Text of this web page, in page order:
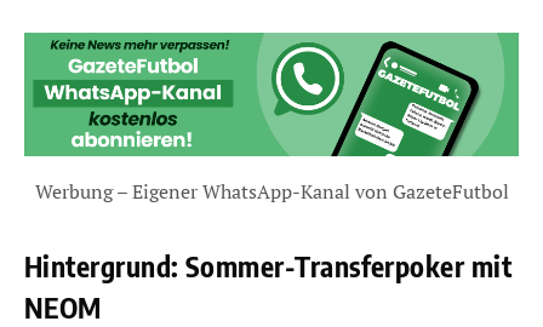
Werbung – Eigener WhatsApp-Kanal von GazeteFutbol
Hintergrund: Sommer-Transferpoker mit
NEOM